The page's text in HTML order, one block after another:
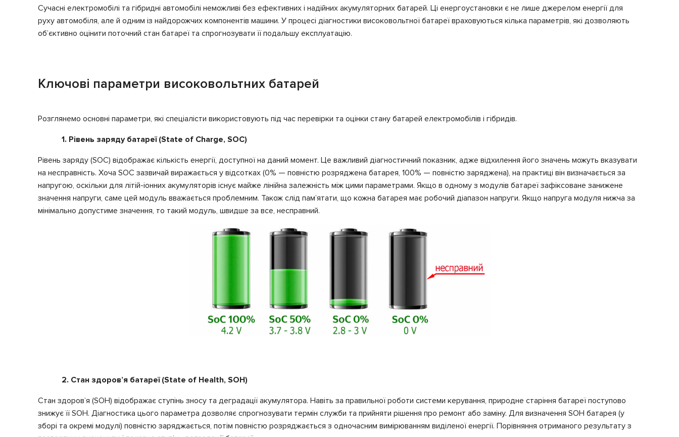
Сучасні електромобілі та гібридні автомобілі неможливі без ефективних і надійних акумуляторних батарей. Ці енергоустановки є не лише джерелом енергії для
руху автомобіля, але й одним із найдорожчих компонентів машини. У процесі діагностики високовольтної батареї враховуються кілька параметрів, які дозволяють
об’єктивно оцінити поточний стан батареї та спрогнозувати її подальшу експлуатацію.
Ключові параметри високовольтних батарей
Розглянемо основні параметри, які спеціалісти використовують під час перевірки та оцінки стану батарей електромобілів і гібридів.
1. Рівень заряду батареї (State of Charge, SOC)
Рівень заряду (SOC) відображає кількість енергії, доступної на даний момент. Це важливий діагностичний показник, адже відхилення його значень можуть вказувати
на несправність. Хоча SOC зазвичай виражається у відсотках (0% — повністю розряджена батарея, 100% — повністю заряджена), на практиці він визначається за
напругою, оскільки для літій-іонних акумуляторів існує майже лінійна залежність між цими параметрами. Якщо в одному з модулів батареї зафіксоване занижене
значення напруги, саме цей модуль вважається проблемним. Також слід пам’ятати, що кожна батарея має робочий діапазон напруги. Якщо напруга модуля нижча за
мінімально допустиме значення, то такий модуль, швидше за все, несправний.
2. Стан здоров’я батареї (State of Health, SOH)
Стан здоров’я (SOH) відображає ступінь зносу та деградації акумулятора. Навіть за правильної роботи системи керування, природне старіння батареї поступово
знижує її SOH. Діагностика цього параметра дозволяє спрогнозувати термін служби та прийняти рішення про ремонт або заміну. Для визначення SOH батарея (у
зборі та окремі модулі) повністю заряджається, потім повністю розряджається з одночасним вимірюванням виділеної енергії. Порівняння отриманого результату з